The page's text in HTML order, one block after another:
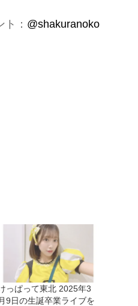
： @shakuranoko
っぱって東北 2025年3
月9日の生誕卒業ライブを